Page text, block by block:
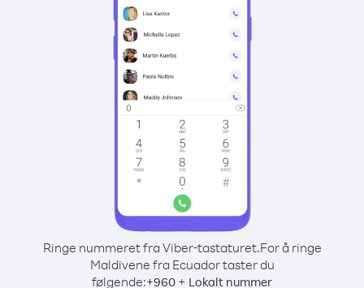
Ringe nummeret fra Viber-tastaturet.For å ringe
Maldivene fra Ecuador taster du
følgende:+960 + Lokalt nummer